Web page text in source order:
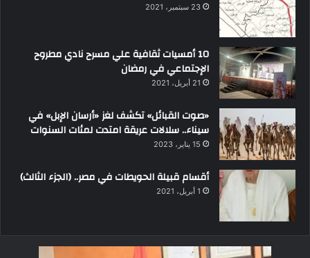
23 سبتمبر، 2021
10 أمسيات ثقافية علي مسرح نادي مطروح
الإجتماعي في رمضان
21 أبريل، 2021
«صوت القبائل» تكشف لغز «أرسان الإبل» في
سيناء.. سلالات عريقة امتدت لمئات السنوات
15 يناير، 2023
أقسام قبيلة الحويطات في مصر.. (الجزء الثالث)
1 أبريل، 2021